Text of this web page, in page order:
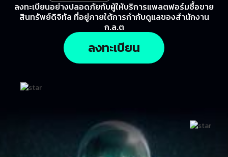
ลงทะเบียนอย่างปลอดภัยกับผู้ให้บริการแพลตฟอร์มซื้อขาย
สินทรัพย์ดิจิทัล ที่อยู่ภายใต้การกำกับดูแลของสำนักงาน
ก.ล.ต
ลงทะเบียน